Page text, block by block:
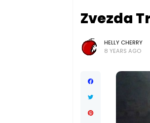
Zvezda
HELLY CHERRY
8 YEARS AGO